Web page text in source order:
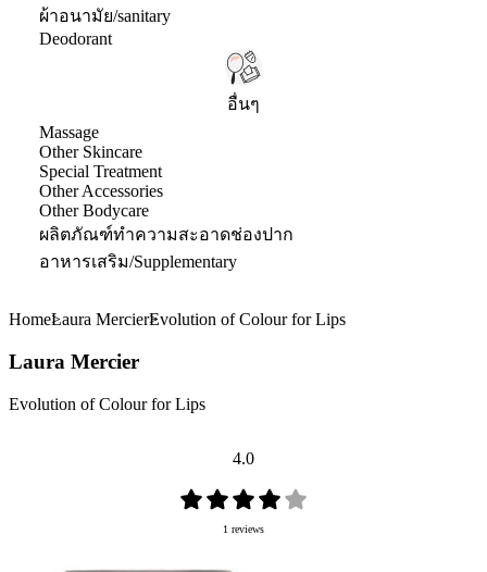
ผ้าอนามัย/sanitary
Deodorant
อื่นๆ
Massage
Other Skincare
Special Treatment
Other Accessories
Other Bodycare
ผลิตภัณฑ์ทำความสะอาดช่องปาก
อาหารเสริม/Supplementary
HomeLaura MercierEvolution of Colour for Lips
Laura Mercier
Evolution of Colour for Lips
4.0
1 reviews